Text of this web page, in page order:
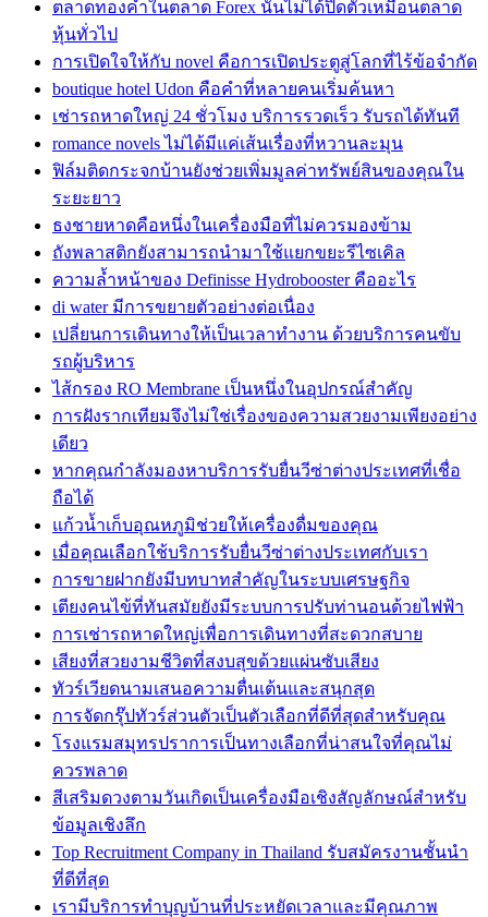
ตลาดทองคำในตลาด Forex นั้นไม่ได้ปิดตัวเหมือนตลาด
หุ้นทั่วไป
การเปิดใจให้กับ novel คือการเปิดประตูสู่โลกที่ไร้ข้อจำกัด
boutique hotel Udon คือคำที่หลายคนเริ่มค้นหา
เช่ารถหาดใหญ่ 24 ชั่วโมง บริการรวดเร็ว รับรถได้ทันที
romance novels ไม่ได้มีแค่เส้นเรื่องที่หวานละมุน
ฟิล์มติดกระจกบ้านยังช่วยเพิ่มมูลค่าทรัพย์สินของคุณใน
ระยะยาว
ธงชายหาดคือหนึ่งในเครื่องมือที่ไม่ควรมองข้าม
ถังพลาสติกยังสามารถนำมาใช้แยกขยะรีไซเคิล
ความล้ำหน้าของ Definisse Hydrobooster คืออะไร
di water มีการขยายตัวอย่างต่อเนื่อง
เปลี่ยนการเดินทางให้เป็นเวลาทำงาน ด้วยบริการคนขับ
รถผู้บริหาร
ไส้กรอง RO Membrane เป็นหนึ่งในอุปกรณ์สำคัญ
การฝังรากเทียมจึงไม่ใช่เรื่องของความสวยงามเพียงอย่าง
เดียว
หากคุณกำลังมองหาบริการรับยื่นวีซ่าต่างประเทศที่เชื่อ
ถือได้
แก้วน้ำเก็บอุณหภูมิช่วยให้เครื่องดื่มของคุณ
เมื่อคุณเลือกใช้บริการรับยื่นวีซ่าต่างประเทศกับเรา
การขายฝากยังมีบทบาทสำคัญในระบบเศรษฐกิจ
เตียงคนไข้ที่ทันสมัยยังมีระบบการปรับท่านอนด้วยไฟฟ้า
การเช่ารถหาดใหญ่เพื่อการเดินทางที่สะดวกสบาย
เสียงที่สวยงามชีวิตที่สงบสุขด้วยแผ่นซับเสียง
ทัวร์เวียดนามเสนอความตื่นเต้นและสนุกสุด
การจัดกรุ๊ปทัวร์ส่วนตัวเป็นตัวเลือกที่ดีที่สุดสำหรับคุณ
โรงแรมสมุทรปราการเป็นทางเลือกที่น่าสนใจที่คุณไม่
ควรพลาด
สีเสริมดวงตามวันเกิดเป็นเครื่องมือเชิงสัญลักษณ์สำหรับ
ข้อมูลเชิงลึก
Top Recruitment Company in Thailand รับสมัครงานชั้นนำ
ที่ดีที่สุด
เรามีบริการทำบุญบ้านที่ประหยัดเวลาและมีคุณภาพ